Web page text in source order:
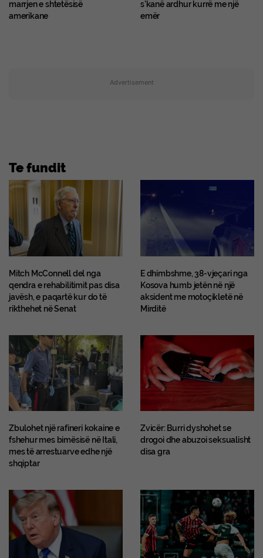
marrjen e shtetësisë
amerikane
s’kanë ardhur kurrë me një
emër
Advertisement
Te fundit
Mitch McConnell del nga
qendra e rehabilitimit pas disa
javësh, e paqartë kur do të
rikthehet në Senat
E dhimbshme, 38-vjeçari nga
Kosova humb jetën në një
aksident me motoçikletë në
Mirditë
Zbulohet një rafineri kokaine e
fshehur mes bimësisë në Itali,
mes të arrestuarve edhe një
shqiptar
Zvicër: Burri dyshohet se
drogoi dhe abuzoi seksualisht
disa gra